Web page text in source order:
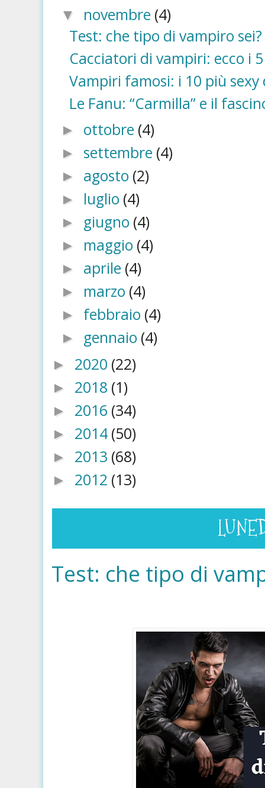
▼ novembre (4)
Test: che tipo di vampiro sei?
Cacciatori di vampiri: ecco i
Vampiri famosi: i 10 più sexy
Le Fanu: “Carmilla” e il
► ottobre (4)
► settembre (4)
► agosto (2)
► luglio (4)
► giugno (4)
► maggio (4)
► aprile (4)
► marzo (4)
► febbraio (4)
► gennaio (4)
► 2020 (22)
► 2018 (1)
► 2016 (34)
► 2014 (50)
► 2013 (68)
► 2012 (13)
Test: che tipo di